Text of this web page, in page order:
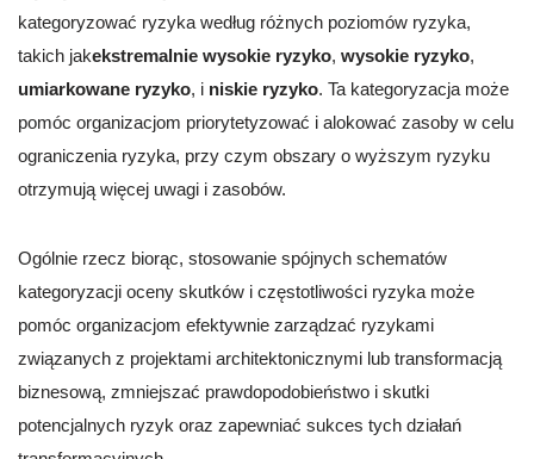
kategoryzować ryzyka według różnych poziomów ryzyka,
takich jakekstremalnie wysokie ryzyko, wysokie ryzyko,
umiarkowane ryzyko, i niskie ryzyko. Ta kategoryzacja może
pomóc organizacjom priorytetyzować i alokować zasoby w celu
ograniczenia ryzyka, przy czym obszary o wyższym ryzyku
otrzymują więcej uwagi i zasobów.
Ogólnie rzecz biorąc, stosowanie spójnych schematów
kategoryzacji oceny skutków i częstotliwości ryzyka może
pomóc organizacjom efektywnie zarządzać ryzykami
związanych z projektami architektonicznymi lub transformacją
biznesową, zmniejszać prawdopodobieństwo i skutki
potencjalnych ryzyk oraz zapewniać sukces tych działań